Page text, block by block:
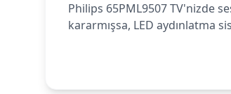
Philips 65PML9507 TV'nizde
kararmışsa, LED aydınlatma